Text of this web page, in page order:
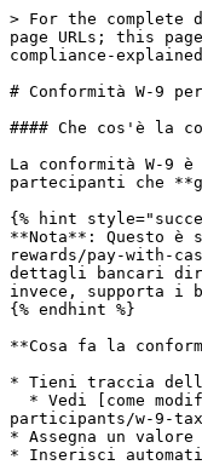
> For the complete
page URLs; this
compliance-
# Conformità W-9
#### Che cos'è la
La conformità W-
partecipanti che
{% hint
**Nota**: Questo è
rewards/pay-with-
dettagli bancari
invece, supporta i
{% endhint %}
**Cosa fa la
* Tieni traccia
participants/w-9-
* Assegna un
* Inserisci